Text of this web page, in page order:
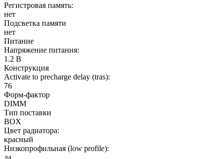
Регистровая память:
нет
Подсветка памяти
нет
Питание
Напряжение питания:
1.2 В
Конструкция
Activate to precharge delay (tras):
76
Форм-фактор
DIMM
Тип поставки
BOX
Цвет радиатора:
красный
Низкопрофильная (low profile):